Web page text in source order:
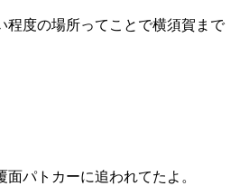
度の場所ってことで横須賀まで
パトカーに追われてたよ。